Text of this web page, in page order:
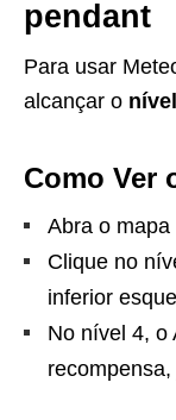
pendant
Para usar
alcançar o
Como Ver
Abra o mapa
Clique no
inferior
No nível 4, o